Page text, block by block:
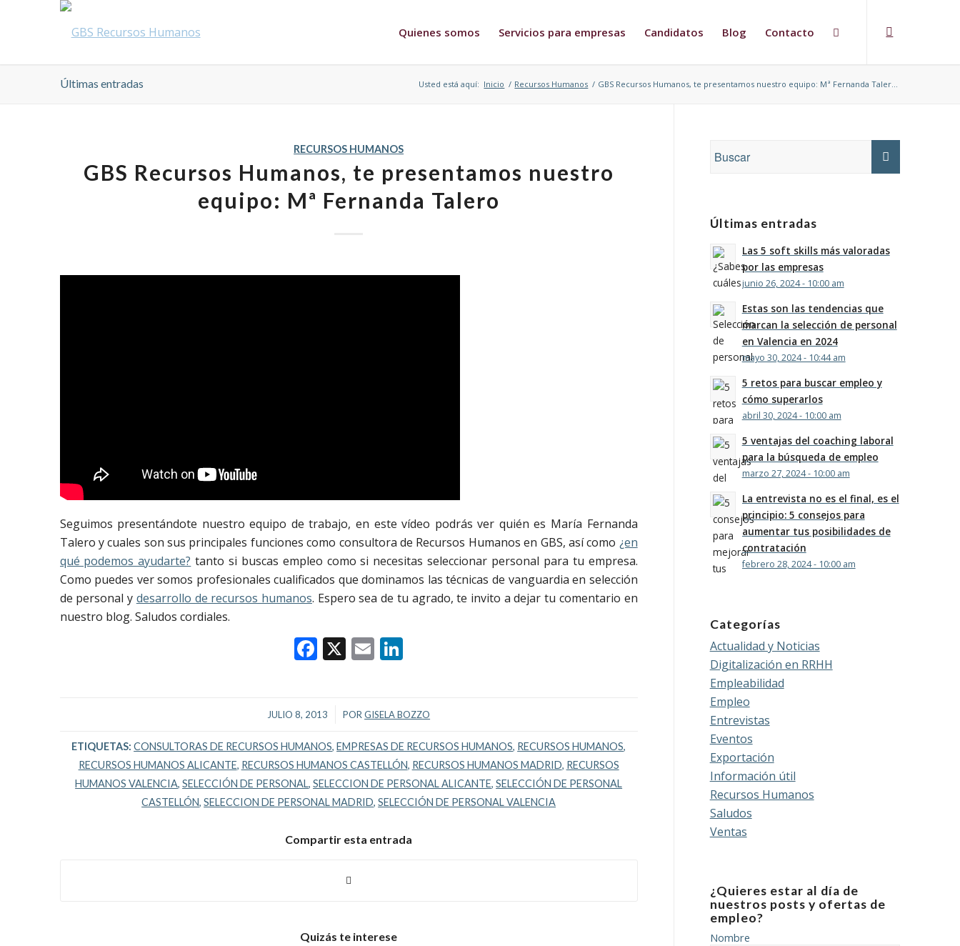
Quienes somos Servicios para empresas Candidatos Blog Contacto
Últimas entradas Usted está aquí: Inicio / Recursos Humanos / GBS Recursos Humanos, te presentamos nuestro equipo: Mª Fernanda Taler...
RECURSOS HUMANOS
GBS Recursos Humanos, te presentamos nuestro
equipo: Mª Fernanda Talero
Seguimos presentándote nuestro equipo de trabajo, en este vídeo podrás ver quién es María Fernanda
Talero y cuales son sus principales funciones como consultora de Recursos Humanos en GBS, así como ¿en
qué podemos ayudarte? tanto si buscas empleo como si necesitas seleccionar personal para tu empresa.
Como puedes ver somos profesionales cualificados que dominamos las técnicas de vanguardia en selección
de personal y desarrollo de recursos humanos. Espero sea de tu agrado, te invito a dejar tu comentario en
nuestro blog. Saludos cordiales.
Facebook
X Email
JULIO 8, 2013
/ PORGISELA BOZZO
ETIQUETAS: CONSULTORAS DE RECURSOS HUMANOS,EMPRESAS DE RECURSOS HUMANOS, RECURSOS HUMANOS,
RECURSOS HUMANOS ALICANTE, RECURSOS HUMANOS CASTELLÓN, RECURSOS HUMANOS MADRID, RECURSOS
HUMANOS VALENCIA,SELECCIÓN DE PERSONAL,SELECCION DE PERSONAL ALICANTE,SELECCIÓN DE PERSONAL
CASTELLÓN,SELECCION DE PERSONAL MADRID,SELECCIÓN DE PERSONAL VALENCIA
Compartir esta entrada
Quizás te interese
Últimas entradas
Las 5 soft skills más valoradas
por las empresas
junio 26, 2024 - 10:00 am
Estas son las tendencias que
marcan la selección de personal
en Valencia en 2024
mayo 30, 2024 - 10:44 am
5 retos para buscar empleo y
cómo superarlos
abril 30, 2024 - 10:00 am
5 ventajas del coaching laboral
para la búsqueda de empleo
marzo 27, 2024 - 10:00 am
La entrevista no es el final, es el
principio: 5 consejos para
aumentar tus posibilidades de
contratación
febrero 28, 2024 - 10:00 am
Categorías
Actualidad y Noticias
Digitalización en RRHH
Empleabilidad
Empleo
Entrevistas
Eventos
Exportación
Información útil
Recursos Humanos
Saludos
Ventas
¿Quieres estar al día de
nuestros posts y ofertas de
empleo?
Nombre